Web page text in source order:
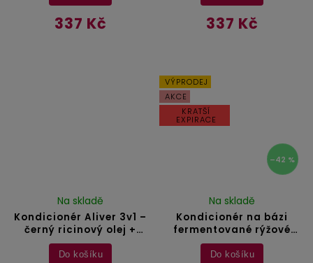
337 Kč 337 Kč
Kondicionér Aliver 3v1 –
černý ricinový olej +
amla + černý kmín – 300
ml
Na skladě
Do košíku
VÝPRODEJ
AKCE
KRATŠÍ
EXPIRACE
–42 %
Kondicionér na bázi
fermentované rýžové
vody Sefudun - 300 ml
Na skladě
Do košíku